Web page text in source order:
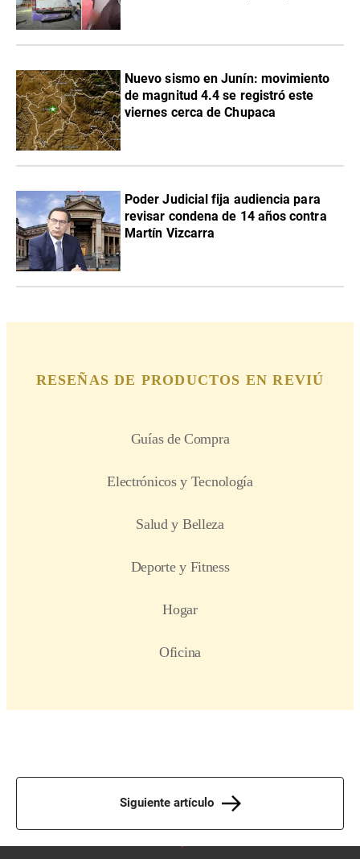
Nuevo sismo en Junín: movimiento
de magnitud 4.4 se registró este
viernes cerca de Chupaca
Poder Judicial fija audiencia para
revisar condena de 14 años contra
Martín Vizcarra
Siguiente artículo